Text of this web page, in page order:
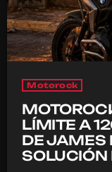
Motorock
LÍMITE A
DE JAMES
SOLUCIÓN